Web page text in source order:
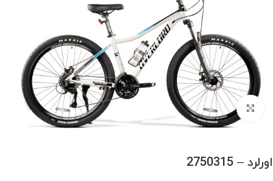
بزرگنمایی تصویر
اورلرد – 2750315